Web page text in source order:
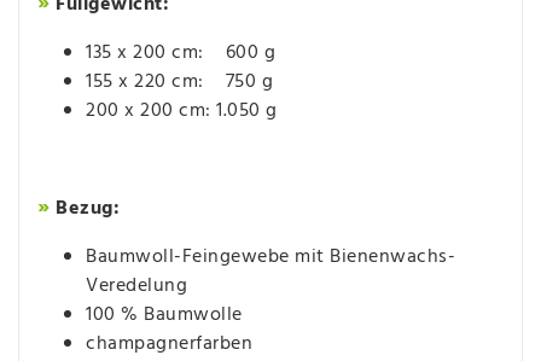
135 x 200 cm: 600 g
155 x 220 cm: 750 g
200 x 200 cm: 1.050 g
» Bezug:
Baumwoll-Feingewebe mit Bienenwachs-
Veredelung
100 % Baumwolle
champagnerfarben